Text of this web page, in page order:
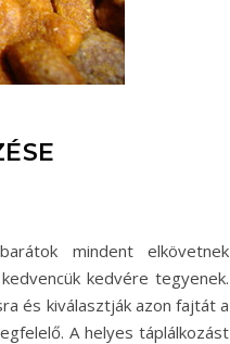
mindent elkövetnek
kedvére tegyenek.
és kiválasztják azon fajtát a
A helyes táplálkozást